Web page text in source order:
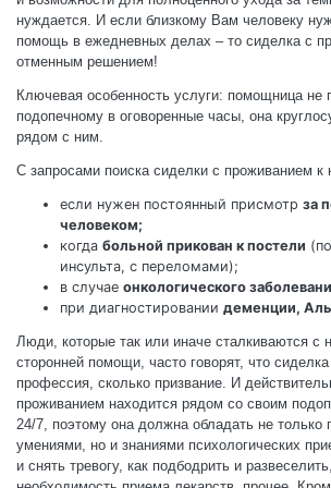
нуждается. И если близкому Вам человеку
помощь в ежедневных делах – то сиделка с
отменным решением!
Ключевая особенность услуги: помощница не
подопечному в оговоренные часы, она
рядом с ним.
С запросами поиска сиделки с проживанием
если нужен постоянный присмотр за
человеком;
когда больной прикован к постели
инсульта, с переломами);
в случае онкологического
при диагностировании деменции,
Люди, которые так или иначе сталкиваются с
сторонней помощи, часто говорят, что
профессия, сколько призвание. И
проживанием находится рядом со своим
24/7, поэтому она должна обладать не только
умениями, но и знаниями психологических
и снять тревогу, как подбодрить и